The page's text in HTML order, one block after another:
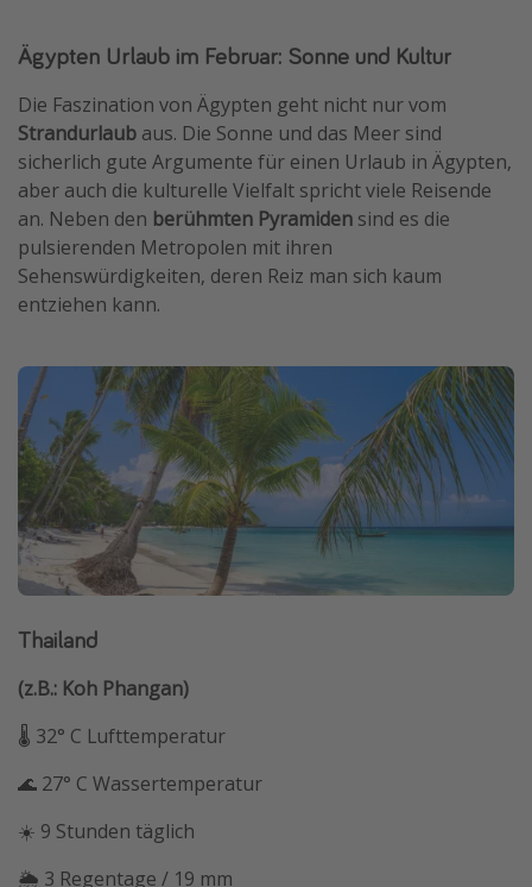
Ägypten Urlaub im Februar: Sonne und Kultur
Die Faszination von Ägypten geht nicht nur vom
Strandurlaub aus. Die Sonne und das Meer sind
sicherlich gute Argumente für einen Urlaub in Ägypten,
aber auch die kulturelle Vielfalt spricht viele Reisende
an. Neben den berühmten Pyramiden sind es die
pulsierenden Metropolen mit ihren
Sehenswürdigkeiten, deren Reiz man sich kaum
entziehen kann.
Thailand
(z.B.: Koh Phangan)
🌡 32° C Lufttemperatur
🌊 27° C Wassertemperatur
☀️ 9 Stunden täglich
🌦 3 Regentage / 19 mm